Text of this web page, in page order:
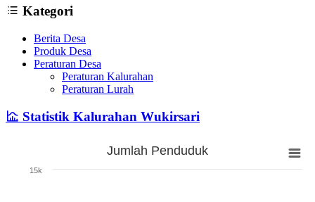
Kategori
Berita Desa
Produk Desa
Peraturan Desa
Peraturan Kalurahan
Peraturan Lurah
Statistik Kalurahan Wukirsari
Jumlah Penduduk
15k